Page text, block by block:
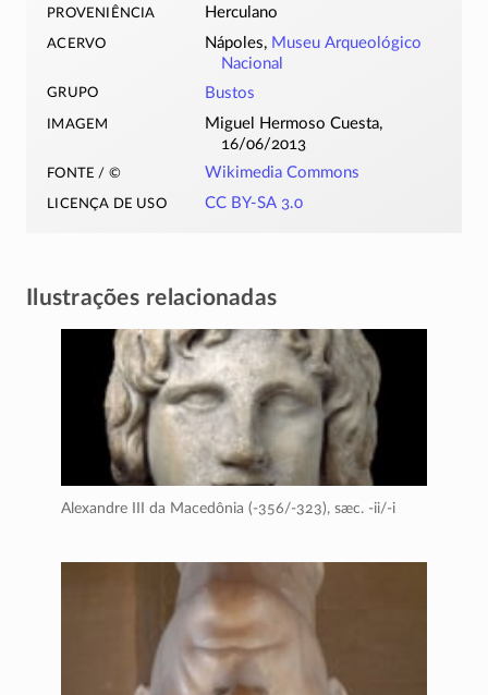
proveniência Herculano
acervo Nápoles, Museu Arqueológico
Nacional
grupo Bustos
imagem
Miguel Hermoso Cuesta,
16/06/2013
fonte / © Wikimedia Commons
licença de uso CC BY-SA 3.0
Ilustrações relacionadas
Alexandre III da Macedônia (-356/-323), sæc. -ii/-i